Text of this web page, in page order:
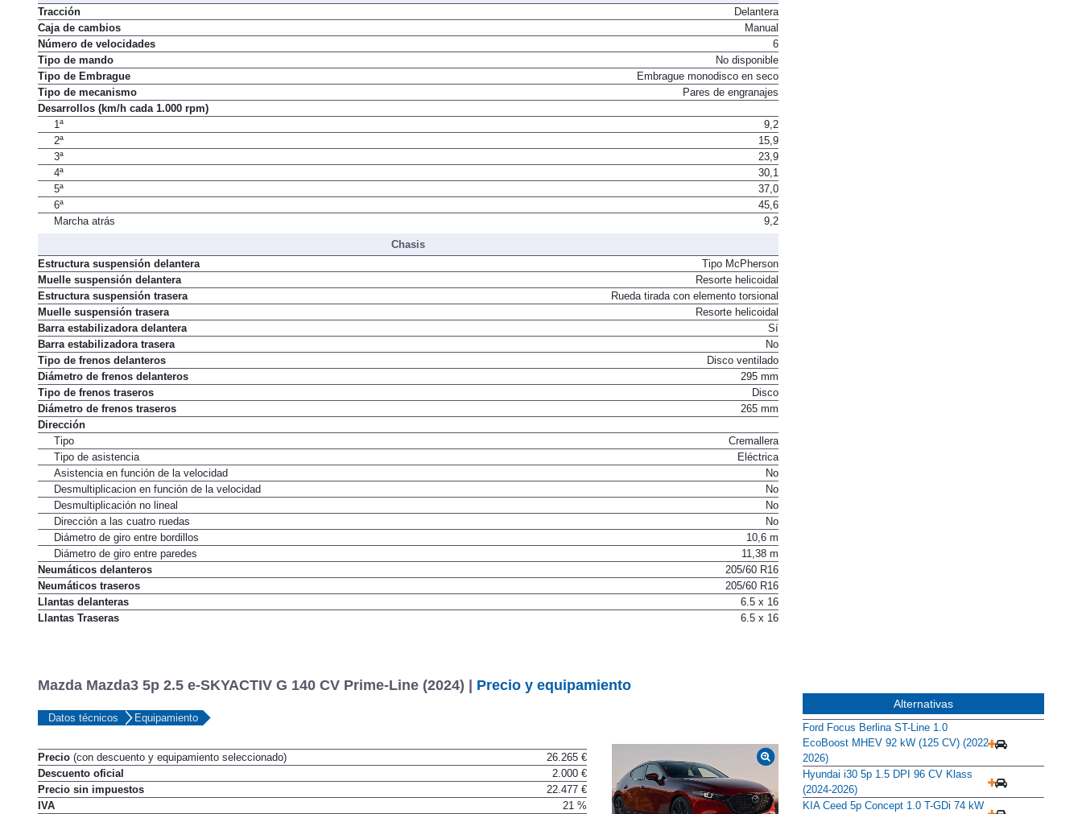
Tracción
Delantera
Caja de cambios
Manual
Número de velocidades
6
Tipo de mando
No disponible
Tipo de Embrague
Embrague monodisco en seco
Tipo de mecanismo
Pares de engranajes
Desarrollos (km/h cada 1.000 rpm)
1ª
9,2
2ª
15,9
3ª
23,9
4ª
30,1
5ª
37,0
6ª
45,6
Marcha atrás
9,2
Chasis
Estructura suspensión delantera
Tipo McPherson
Muelle suspensión delantera
Resorte helicoidal
Estructura suspensión trasera
Rueda tirada con elemento torsional
Muelle suspensión trasera
Resorte helicoidal
Barra estabilizadora delantera
Sí
Barra estabilizadora trasera
No
Tipo de frenos delanteros
Disco ventilado
Diámetro de frenos delanteros
295 mm
Tipo de frenos traseros
Disco
Diámetro de frenos traseros
265 mm
Dirección
Tipo
Cremallera
Tipo de asistencia
Eléctrica
Asistencia en función de la velocidad
No
Desmultiplicacion en función de la velocidad
No
Desmultiplicación no lineal
No
Dirección a las cuatro ruedas
No
Diámetro de giro entre bordillos
10,6 m
Diámetro de giro entre paredes
11,38 m
Neumáticos delanteros
205/60 R16
Neumáticos traseros
205/60 R16
Llantas delanteras
6.5 x 16
Llantas Traseras
6.5 x 16
Mazda Mazda3 5p 2.5 e-SKYACTIV G 140 CV Prime-Line (2024) | Precio y equipamiento
Datos técnicos Equipamiento
Precio (con descuento y equipamiento seleccionado)
26.265 €
Descuento oficial
2.000 €
Precio sin impuestos
22.477 €
IVA
21 %
Alternativas
Ford Focus Berlina ST-Line 1.0
EcoBoost MHEV 92 kW (125 CV) (2022-
2026)
Hyundai i30 5p 1.5 DPI 96 CV Klass
(2024-2026)
KIA Ceed 5p Concept 1.0 T-GDi 74 kW